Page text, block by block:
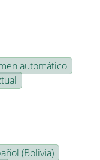
automático
(Bolivia)